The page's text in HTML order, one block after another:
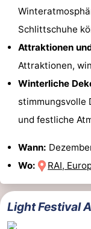
Schlittschuhe
Attraktionen
Attraktionen,
Winterliche
stimmungsvolle
und festliche
Wann:
Wo:
RAI,
Light Festival